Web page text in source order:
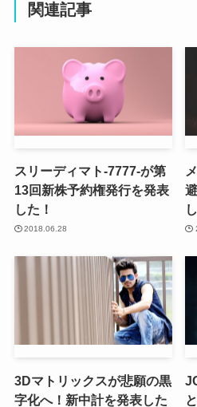
関連記事
スリーディマト-7777-が第
13回新株予約権発行を発表
した！
2018.06.28
3Dマトリックスが悲願の黒
字化へ！新中計を発表した